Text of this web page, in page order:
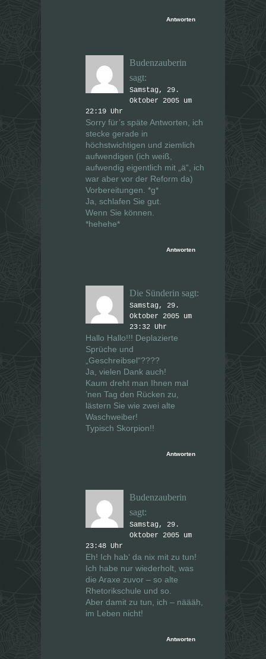
Antworten
Budenzauberin
sagt:
Samstag, 29.
Oktober 2005 um
22:19 Uhr
Sorry für’s späte Antworten, ich
stecke gerade in
höchstwichtigen und ziemlich
aufwendigen (ich weiß,
aufwendig eigentlich mit „ä“, ich
war aber vor der Reform da)
Vorbereitungen. *g*
Ja, schlafen Sie gut.
Wenn Sie können.
*hehehe*
Antworten
Die Sünderin sagt:
Samstag, 29.
Oktober 2005 um
23:32 Uhr
Hallo Hallo!!! Deplazierte
Sprüche und
„Geschreibsel“????
Ja, vielen Dank auch!
Kaum dreht man Ihnen mal
’nen Tag den Rücken zu,
lästern Sie wie zwei alte
Waschweiber!
Typisch Skorpion!!
Antworten
Budenzauberin
sagt:
Samstag, 29.
Oktober 2005 um
23:48 Uhr
Eh! Ich hab‘ da nix mit zu tun!
Ich habe nur wiederholt, was
die Araxe zuvor – so alte
Rhetorikschule und so.
Aber damit zu tun, ich – näääh,
im Leben nicht!
Antworten